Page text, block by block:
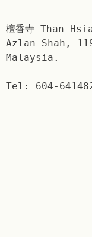
檀香寺 Than
Azlan Shah,
Malaysia.
Tel: 604-